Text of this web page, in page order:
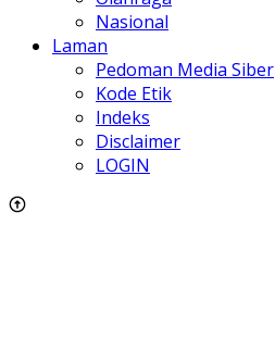
Nasional
Laman
Pedoman Media Siber
Kode Etik
Indeks
Disclaimer
LOGIN